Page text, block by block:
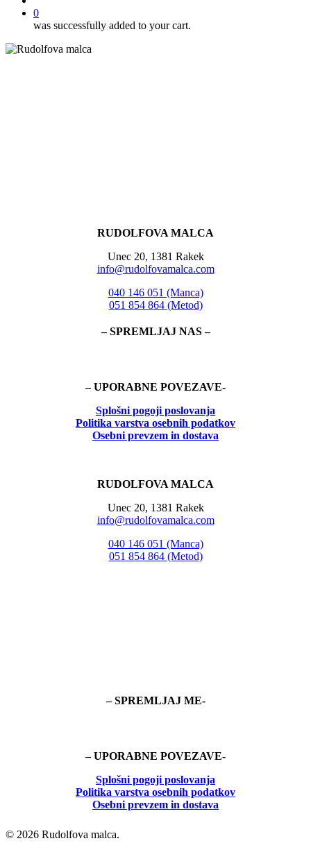
0
was successfully added to your cart.
RUDOLFOVA MALCA
Unec 20, 1381 Rakek
info@rudolfovamalca.com
040 146 051 (Manca)
051 854 864 (Metod)
– SPREMLJAJ NAS –
– UPORABNE POVEZAVE-
Splošni pogoji poslovanja
Politika varstva osebnih podatkov
Osebni prevzem in dostava
RUDOLFOVA MALCA
Unec 20, 1381 Rakek
info@rudolfovamalca.com
040 146 051 (Manca)
051 854 864 (Metod)
– SPREMLJAJ ME-
– UPORABNE POVEZAVE-
Splošni pogoji poslovanja
Politika varstva osebnih podatkov
Osebni prevzem in dostava
© 2026 Rudolfova malca.